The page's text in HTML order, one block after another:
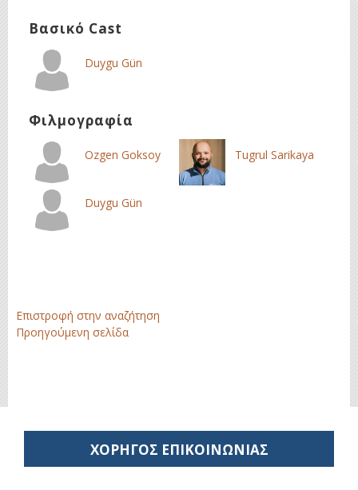
Βασικό Cast
Duygu Gün
Φιλμογραφία
Ozgen Goksoy Tugrul Sarikaya
Duygu Gün
Επιστροφή στην αναζήτηση
Προηγούμενη σελίδα
ΧΟΡΗΓΟΣ ΕΠΙΚΟΙΝΩΝΙΑΣ